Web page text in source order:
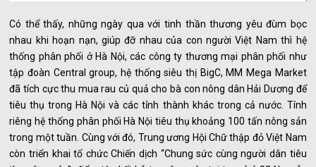
Có thể thấy, những ngày qua với tinh thần thương yêu đùm bọc
nhau khi hoạn nạn, giúp đỡ nhau của con người Việt Nam thì hệ
thống phân phối ở Hà Nội, các công ty thương mại phân phối như
tập đoàn Central group, hệ thống siêu thị BigC, MM Mega Market
đã tích cực thu mua rau củ quả cho bà con nông dân Hải Dương để
tiêu thụ trong Hà Nội và các tỉnh thành khác trong cả nước. Tính
riêng hệ thống phân phối Hà Nội tiêu thụ khoảng 100 tấn nông sản
trong một tuần. Cùng với đó, Trung ương Hội Chữ thập đỏ Việt Nam
còn triển khai tổ chức Chiến dịch “Chung sức cùng người dân tiêu